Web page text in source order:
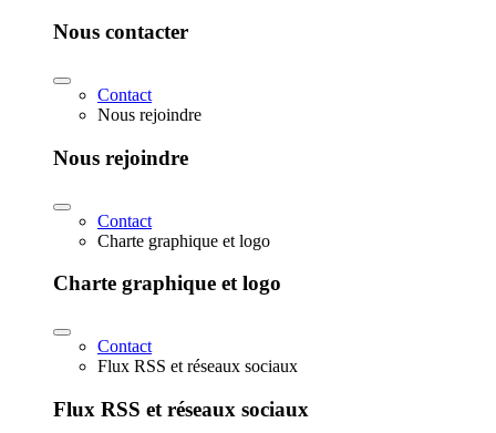
Nous contacter
Contact
Nous rejoindre
Nous rejoindre
Contact
Charte graphique et logo
Charte graphique et logo
Contact
Flux RSS et réseaux sociaux
Flux RSS et réseaux sociaux